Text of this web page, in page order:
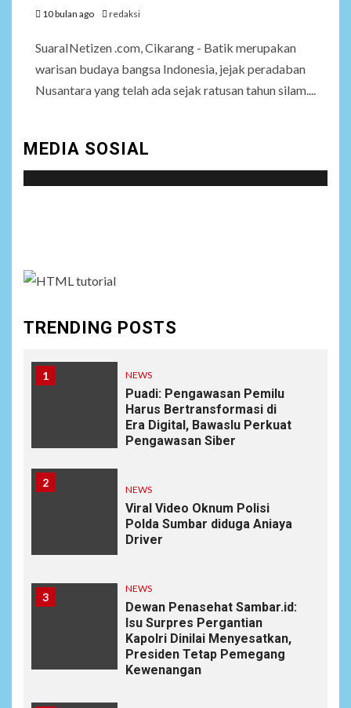
10 bulan ago redaksi
SuaraINetizen .com, Cikarang - Batik merupakan
warisan budaya bangsa Indonesia, jejak peradaban
Nusantara yang telah ada sejak ratusan tahun silam....
MEDIA SOSIAL
TRENDING POSTS
1 NEWS
Puadi: Pengawasan Pemilu
Harus Bertransformasi di
Era Digital, Bawaslu Perkuat
Pengawasan Siber
2
NEWS
Viral Video Oknum Polisi
Polda Sumbar diduga Aniaya
Driver
3
NEWS
Dewan Penasehat Sambar.id:
Isu Surpres Pergantian
Kapolri Dinilai Menyesatkan,
Presiden Tetap Pemegang
Kewenangan